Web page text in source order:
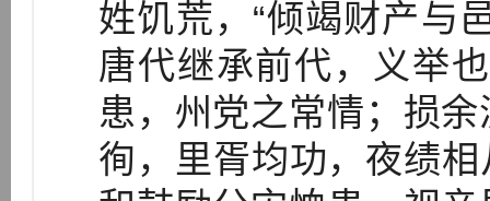
姓饥荒，“倾竭财产与
唐代继承前代，义举
患，州党之常情；损
徇，里胥均功，夜绩